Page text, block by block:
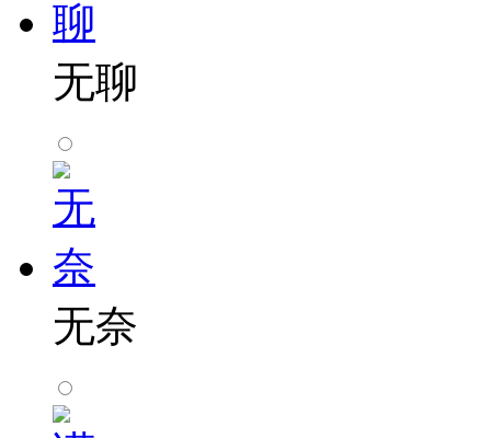
无聊
无奈